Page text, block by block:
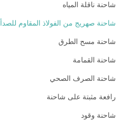
شاحنة ناقلة المياه
شاحنة صهريج من الفولاذ المقاوم للصدأ
شاحنة مسح الطرق
شاحنة القمامة
شاحنة الصرف الصحي
رافعة مثبتة على شاحنة
شاحنة وقود